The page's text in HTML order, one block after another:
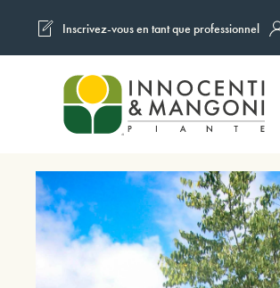
Skip to main content
Inscrivez-vous en tant que professionnel